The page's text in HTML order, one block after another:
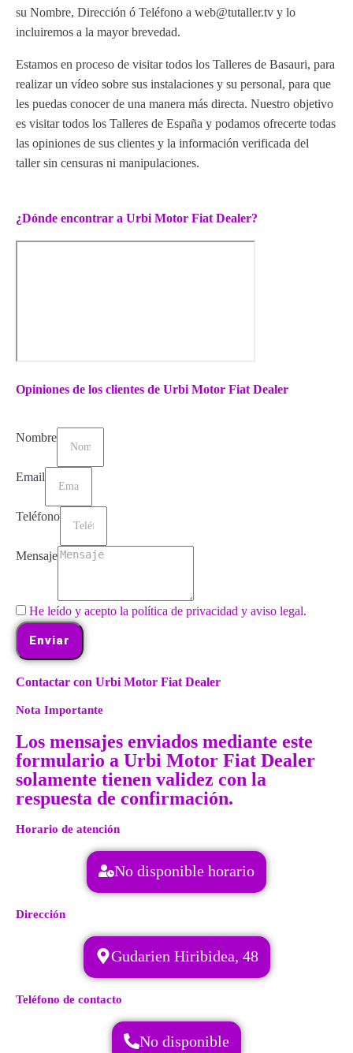
su Nombre, Dirección ó Teléfono a web@tutaller.tv y lo
incluiremos a la mayor brevedad.
Estamos en proceso de visitar todos los Talleres de Basauri, para
realizar un vídeo sobre sus instalaciones y su personal, para que
les puedas conocer de una manera más directa. Nuestro objetivo
es visitar todos los Talleres de España y podamos ofrecerte todas
las opiniones de sus clientes y la información verificada del
taller sin censuras ni manipulaciones.
¿Dónde encontrar a Urbi Motor Fiat Dealer?
Opiniones de los clientes de Urbi Motor Fiat Dealer
Nombre
Email
Teléfono
Mensaje
He leído y acepto la política de privacidad y aviso legal.
Enviar
Contactar con Urbi Motor Fiat Dealer
Nota Importante
Los mensajes enviados mediante este
formulario a Urbi Motor Fiat Dealer
solamente tienen validez con la
respuesta de confirmación.
Horario de atención
No disponible horario
Dirección
Gudarien Hiribidea, 48
Teléfono de contacto
No disponible